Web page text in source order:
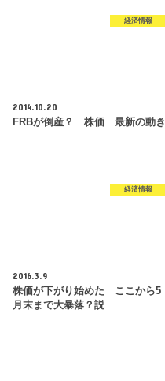
経済情報
2014.10.20
FRBが倒産？ 株価 最新の動き
経済情報
2016.3.9
株価が下がり始めた ここから5
月末まで大暴落？説